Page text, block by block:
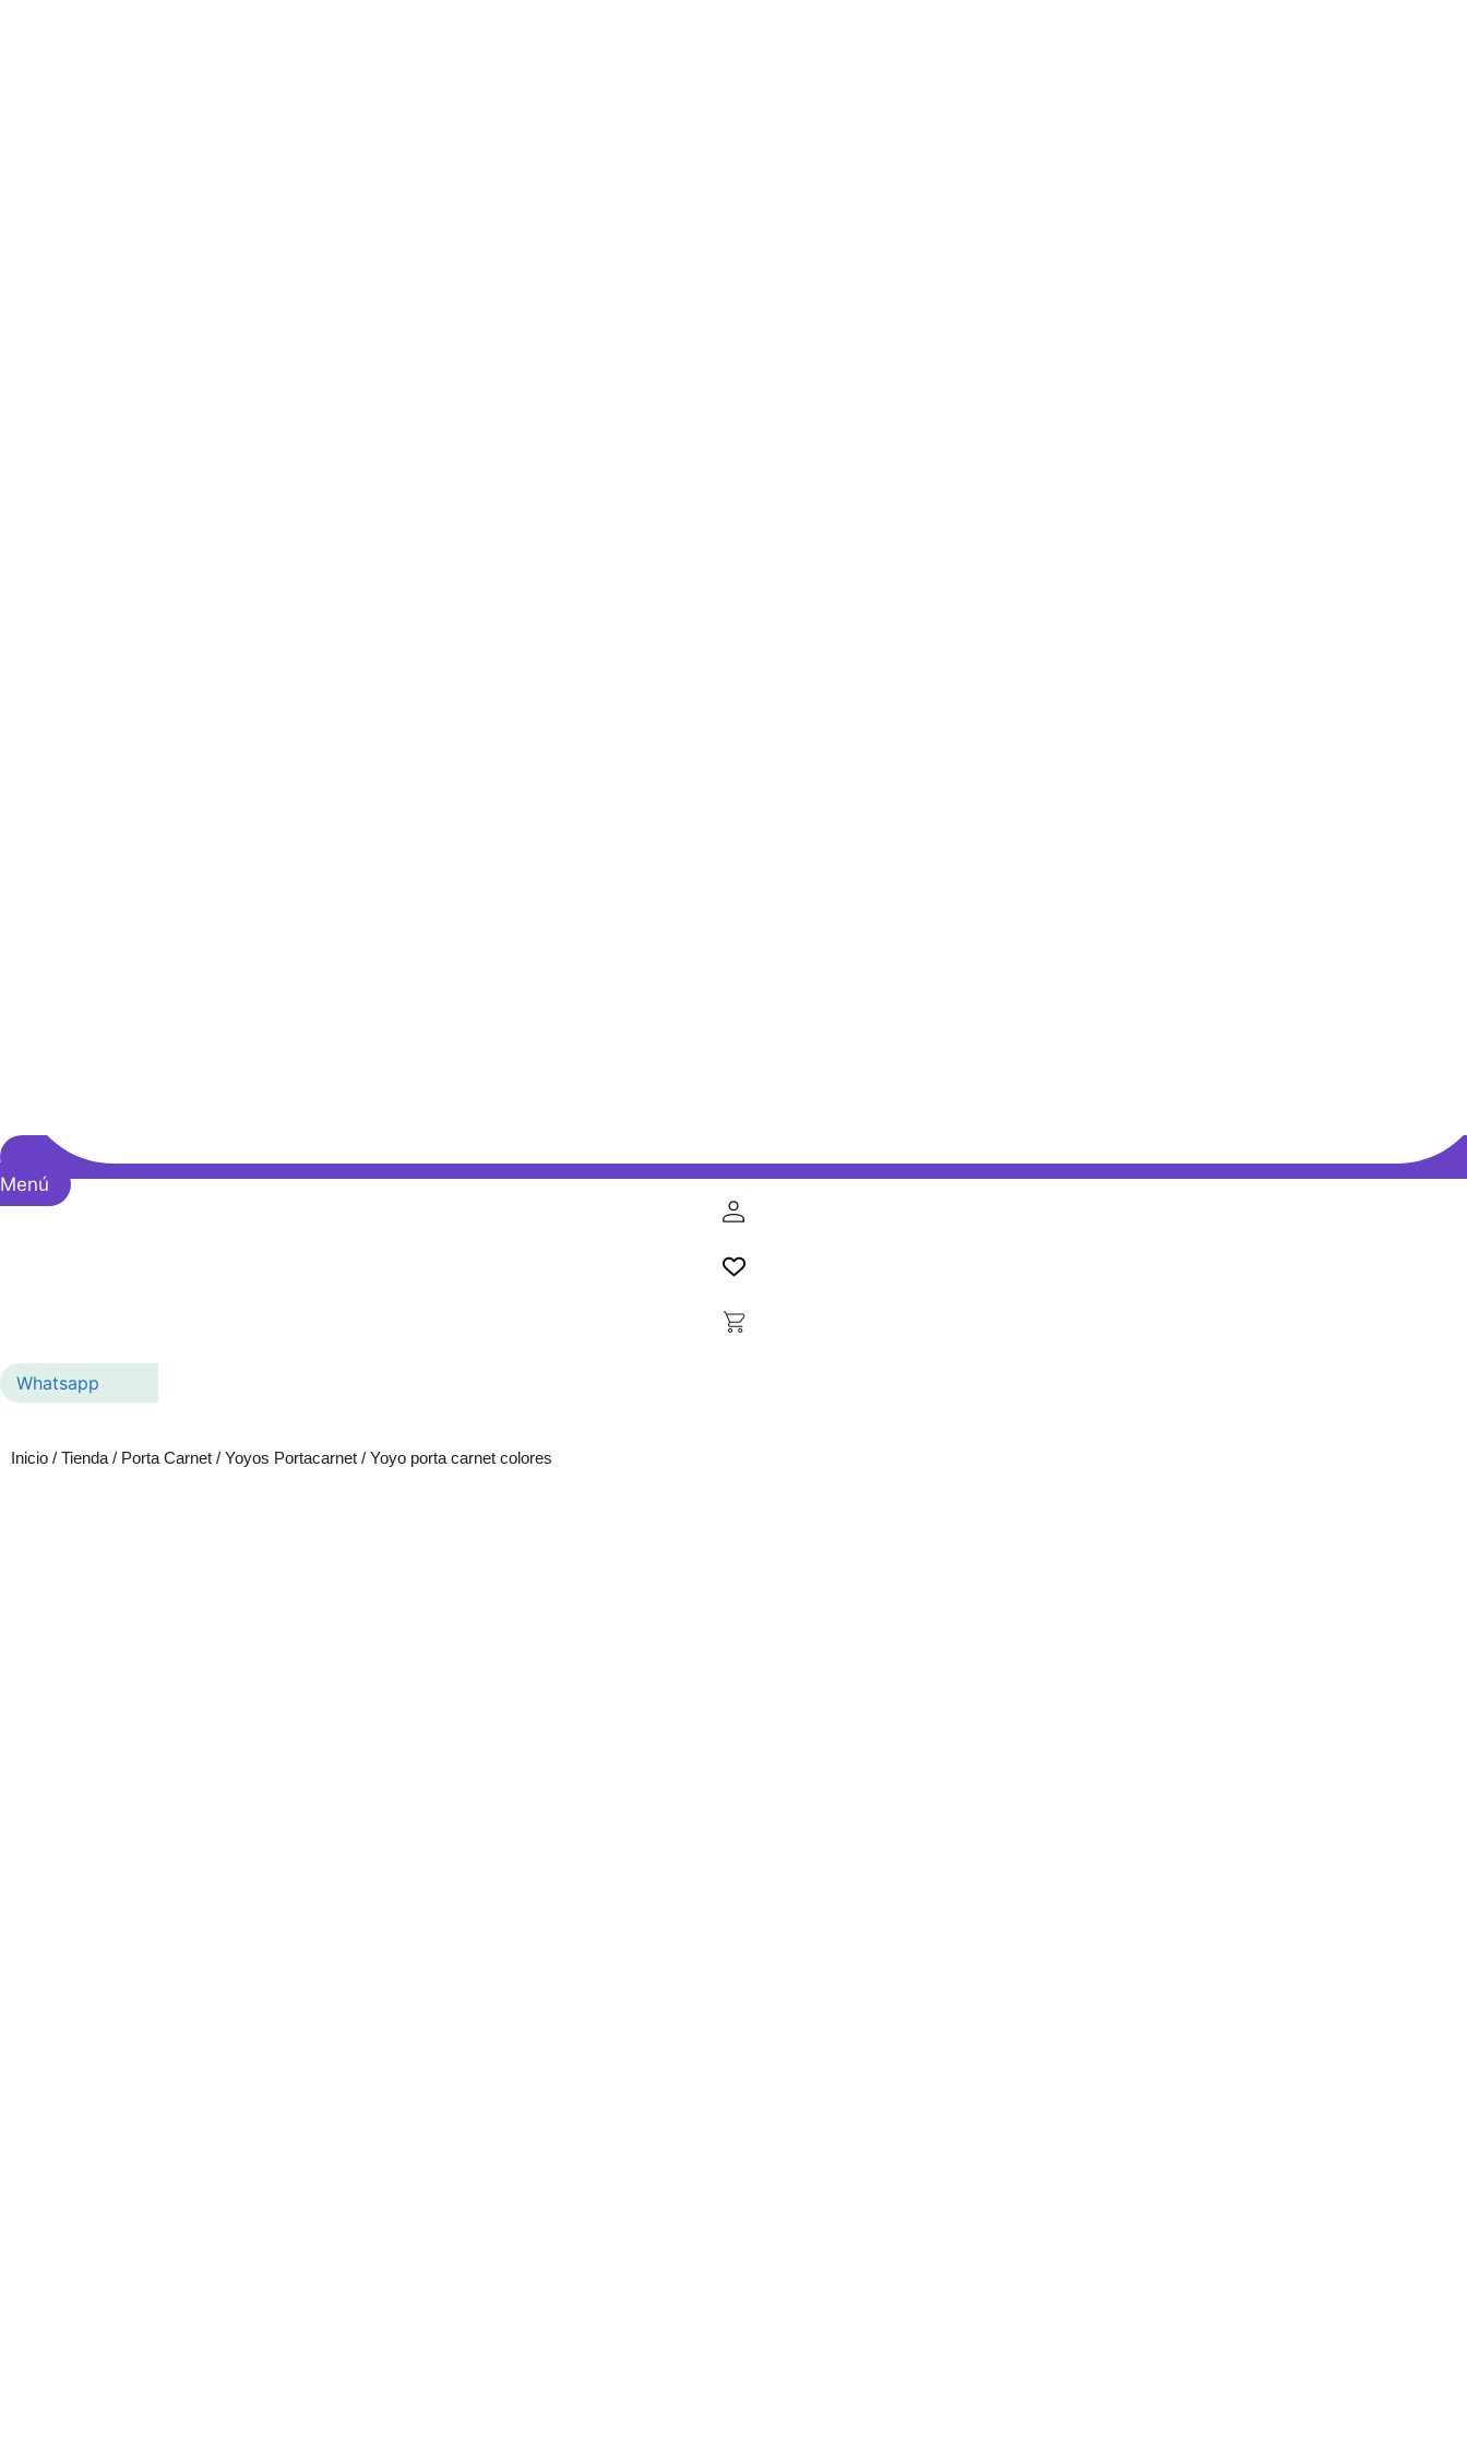
Menú
Whatsapp
Inicio / Tienda / Porta Carnet / Yoyos Portacarnet / Yoyo porta carnet colores